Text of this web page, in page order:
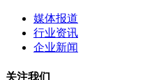
媒体报道
行业资讯
企业新闻
关注我们